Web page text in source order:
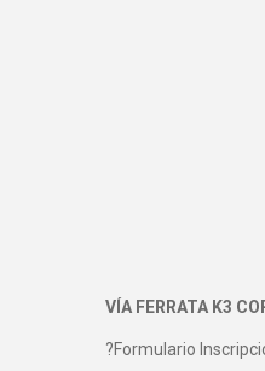
VÍA FERRATA K3
?Formulario